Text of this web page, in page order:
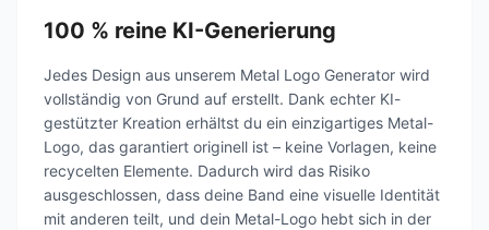
100 % reine KI-Generierung
Jedes Design aus unserem Metal Logo Generator wird
vollständig von Grund auf erstellt. Dank echter KI-
gestützter Kreation erhältst du ein einzigartiges Metal-
Logo, das garantiert originell ist – keine Vorlagen, keine
recycelten Elemente. Dadurch wird das Risiko
ausgeschlossen, dass deine Band eine visuelle Identität
mit anderen teilt, und dein Metal-Logo hebt sich in der